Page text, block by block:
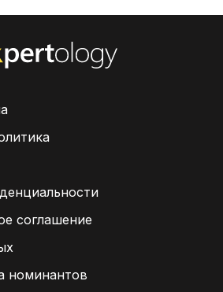
соглашение
номинантов